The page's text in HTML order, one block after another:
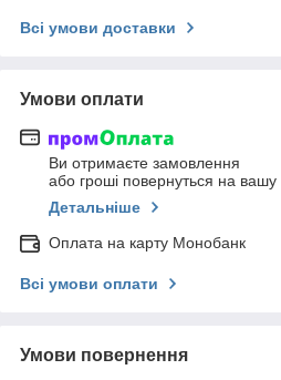
Всі умови доставки
Умови оплати
Ви отримаєте замовлення
або гроші повернуться на вашу
Детальніше
Оплата на карту Монобанк
Всі умови оплати
Умови повернення